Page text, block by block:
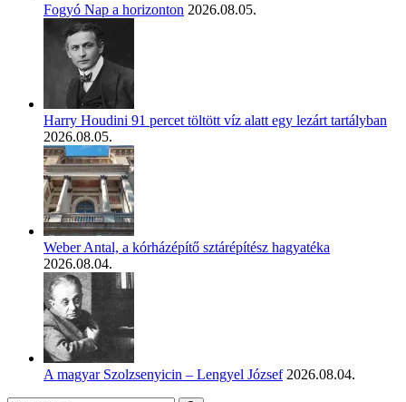
Fogyó Nap a horizonton 2026.08.05.
Harry Houdini 91 percet töltött víz alatt egy lezárt tartályban
2026.08.05.
Weber Antal, a kórházépítő sztárépítész hagyatéka
2026.08.04.
A magyar Szolzsenyicin – Lengyel József 2026.08.04.